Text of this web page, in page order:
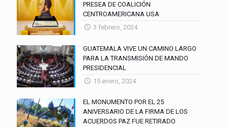
PRESEA DE COALICIÓN
CENTROAMERICANA USA
3 febrero, 2024
GUATEMALA VIVE UN CAMINO LARGO
PARA LA TRANSMISIÓN DE MANDO
PRESIDENCIAL
15 enero, 2024
EL MONUMENTO POR EL 25
ANIVERSARIO DE LA FIRMA DE LOS
ACUERDOS PAZ FUE RETIRADO